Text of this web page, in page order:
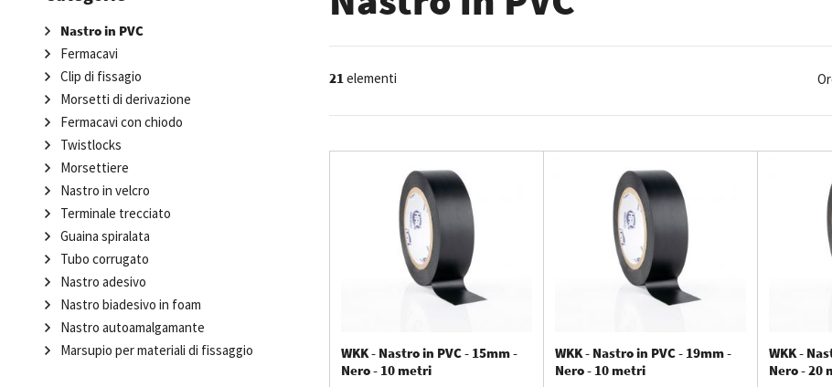
21elementi
WKK - Nastro in PVC - 15mm -
Nero - 10 metri
WKK - Nastro in PVC - 19mm -
Nero - 10 metri
WKK -
Nero - 20
Nastro in PVC
Fermacavi
Clip di fissagio
Morsetti di derivazione
Fermacavi con chiodo
Twistlocks
Morsettiere
Nastro in velcro
Terminale trecciato
Guaina spiralata
Tubo corrugato
Nastro adesivo
Nastro biadesivo in foam
Nastro autoamalgamante
Marsupio per materiali di fissaggio